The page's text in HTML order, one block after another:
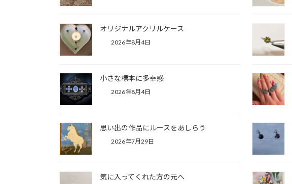
オリジナルアクリルケース
2026年8月4日
小さな標本に多幸感
2026年8月4日
思い出の作品にルースをあしらう
2026年7月29日
気に入ってくれた方の元へ